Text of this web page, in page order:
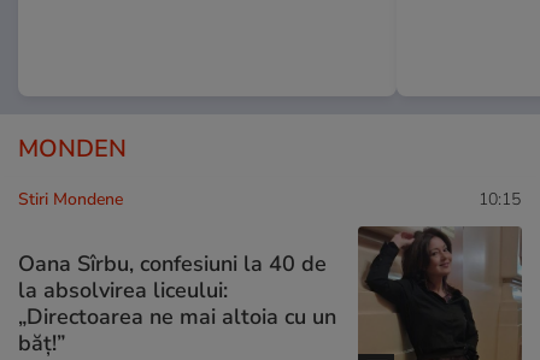
MONDEN
Stiri Mondene 10:15
Oana Sîrbu, confesiuni la 40 de
la absolvirea liceului:
„Directoarea ne mai altoia cu un
băț!”